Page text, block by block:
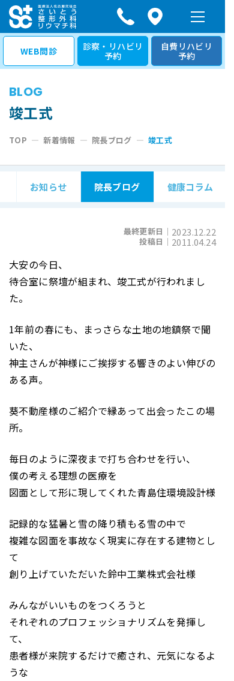
コ
ン
テ
WEB問診
診察・リハビリ
予約
自費リハビリ
予約
BLOG
竣工式
TOP —新着情報 — 院長ブログ — 竣工式
お知らせ 院長ブログ 健康コラム
投稿日｜ 2011.04.24
最終更新日｜ 2023.12.22
大安の今日、
待合室に祭壇が組まれ、竣工式が行われまし
た。
1年前の春にも、まっさらな土地の地鎮祭で聞
いた、
神主さんが神様にご挨拶する響きのよい伸びの
ある声。
葵不動産様のご紹介で縁あって出会ったこの場
所。
毎日のように深夜まで打ち合わせを行い、
僕の考える理想の医療を
図面として形に現してくれた青島住環境設計様
記録的な猛暑と雪の降り積もる雪の中で
複雑な図面を事故なく現実に存在する建物とし
て
創り上げていただいた鈴中工業株式会社様
みんながいいものをつくろうと
それぞれのプロフェッショナリズムを発揮し
て、
患者様が来院するだけで癒され、元気になるよ
うな